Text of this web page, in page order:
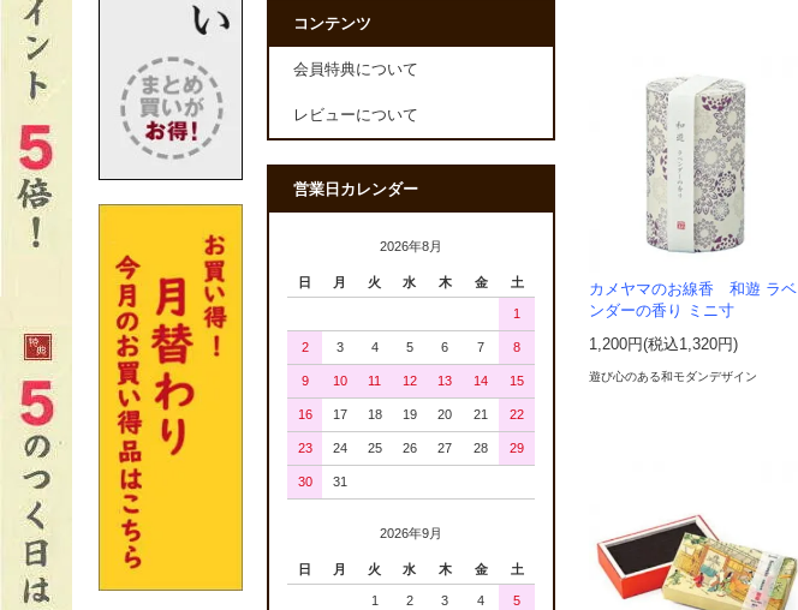
カメヤマのお線香 和遊 ラベ
ンダーの香り ミニ寸
1,200円(税込1,320円)
遊び心のある和モダンデザイン
コンテンツ
会員特典について
レビューについて
営業日カレンダー
2026年8月
日 月 火 水 木 金 土
1
2 3 4 5 6 7 8
9 10 11 12 13 14 15
16 17 18 19 20 21 22
23 24 25 26 27 28 29
30 31
2026年9月
日 月 火 水 木 金 土
1 2 3 4 5